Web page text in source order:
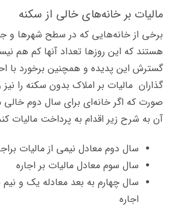
مالیات بر خانه‌های خالی از سکنه
برخی از خانه‌هایی که در سطح شهرها و
هستند که این روزها تعداد آنها کم هم
گسترش این پدیده و همچنین برخورد با
گذاران مالیات بر املاک بدون سکنه را
صورت که اگر خانه‌ای برای سال دوم خالی
آن به شرح زیر اقدام به پرداخت مالیات
سال دوم معادل نیمی از مالیات
سال سوم معادل مالیات بر اجاره
سال چهارم به بعد معادله یک و نیم
اجاره